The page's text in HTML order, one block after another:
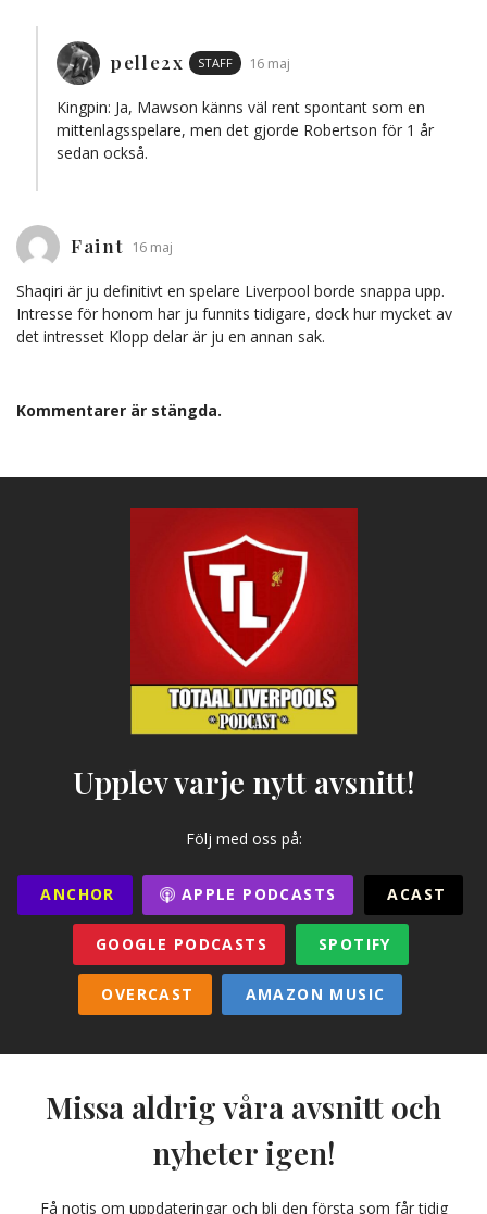
pelle2x STAFF 16 maj
Kingpin: Ja, Mawson känns väl rent spontant som en
mittenlagsspelare, men det gjorde Robertson för 1 år
sedan också.
Faint 16 maj
Shaqiri är ju definitivt en spelare Liverpool borde snappa upp.
Intresse för honom har ju funnits tidigare, dock hur mycket av
det intresset Klopp delar är ju en annan sak.
Kommentarer är stängda.
Upplev varje nytt avsnitt!
Följ med oss på:
ANCHOR APPLE PODCASTS ACAST
GOOGLE PODCASTS SPOTIFY
OVERCAST AMAZON MUSIC
Missa aldrig våra avsnitt och
nyheter igen!
Få notis om uppdateringar och bli den första som får tidig